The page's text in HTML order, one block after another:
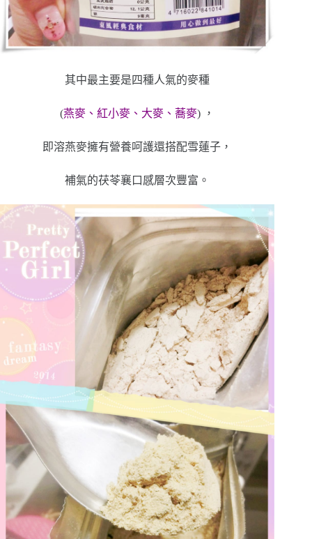
其中最主要是四種人氣的麥種
(燕麥、紅小麥、大麥、蕎麥) ，
即溶燕麥擁有營養呵護還搭配雪蓮子，
補氣的茯苓襄口感層次豐富。